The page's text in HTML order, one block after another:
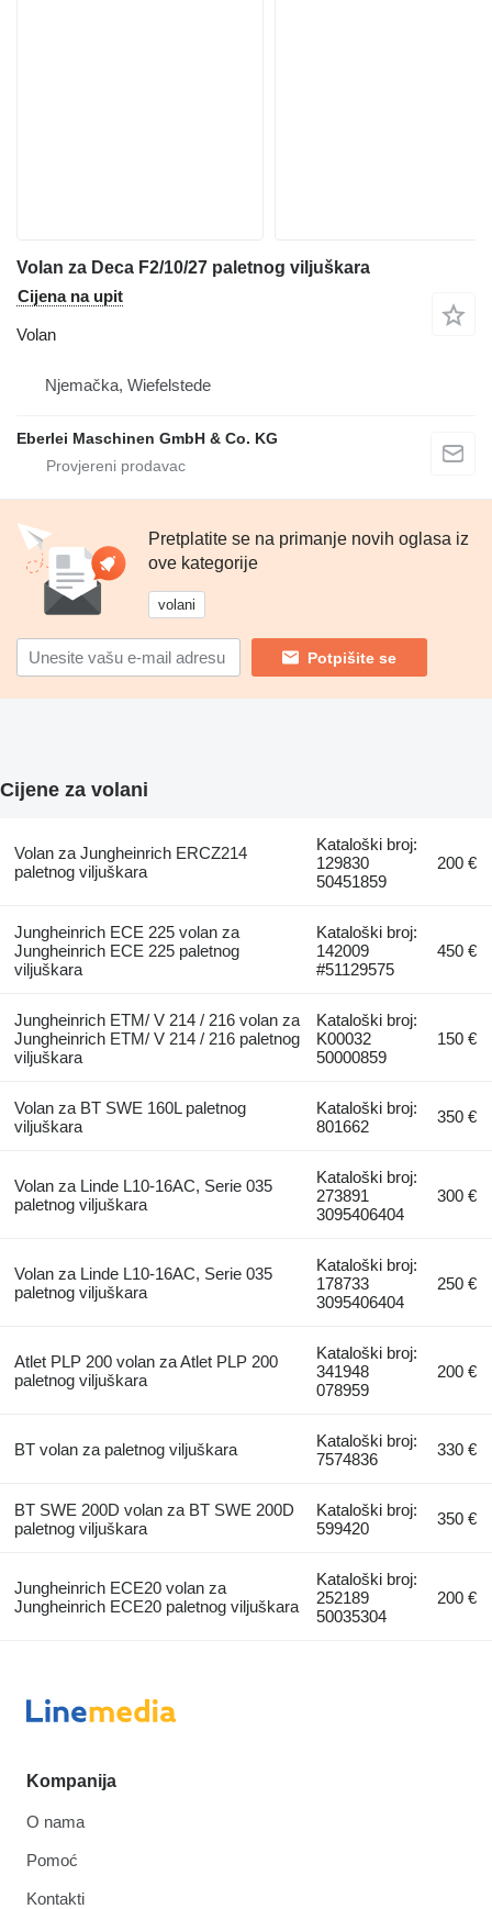
Volan za Deca F2/10/27 paletnog viljuškara
Cijena na upit
Volan
Njemačka, Wiefelstede
Eberlei Maschinen GmbH & Co. KG
Pretplatite se na primanje novih oglasa iz
ove kategorije
volani
Potpišite se
Cijene za volani
Volan za Jungheinrich ERCZ214
paletnog viljuškara
Kataloški broj:
129830
50451859
200 €
Jungheinrich ECE 225 volan za
Jungheinrich ECE 225 paletnog
viljuškara
Kataloški broj:
142009
#51129575
450 €
Jungheinrich ETM/ V 214 / 216 volan za
Jungheinrich ETM/ V 214 / 216 paletnog
viljuškara
Kataloški broj:
K00032
50000859
150 €
Volan za BT SWE 160L paletnog
viljuškara
Kataloški broj:
801662
350 €
Volan za Linde L10-16AC, Serie 035
paletnog viljuškara
Kataloški broj:
273891
3095406404
300 €
Volan za Linde L10-16AC, Serie 035
paletnog viljuškara
Kataloški broj:
178733
3095406404
250 €
Atlet PLP 200 volan za Atlet PLP 200
paletnog viljuškara
Kataloški broj:
341948
078959
200 €
BT volan za paletnog viljuškara
Kataloški broj:
7574836
330 €
BT SWE 200D volan za BT SWE 200D
paletnog viljuškara
Kataloški broj:
599420
350 €
Jungheinrich ECE20 volan za
Jungheinrich ECE20 paletnog viljuškara
Kataloški broj:
252189
50035304
200 €
Kompanija
O nama
Pomoć
Kontakti